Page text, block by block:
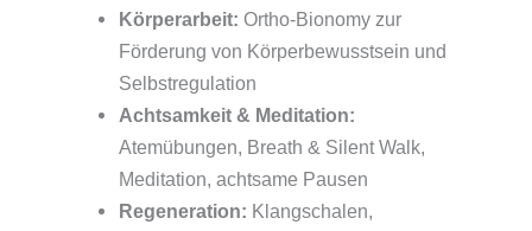
Körperarbeit: Ortho-Bionomy zur
Förderung von Körperbewusstsein und
Selbstregulation
Achtsamkeit & Meditation:
Atemübungen, Breath & Silent Walk,
Meditation, achtsame Pausen
Regeneration: Klangschalen,